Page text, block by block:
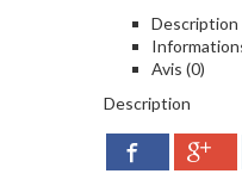
Description
Avis (0)
Description
Facebook